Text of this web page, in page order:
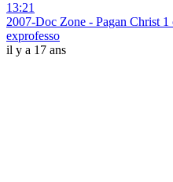
13:21
2007-Doc Zone - Pagan Christ 1
exprofesso
il y a 17 ans